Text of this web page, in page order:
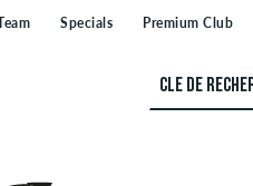
Specials Premium Club